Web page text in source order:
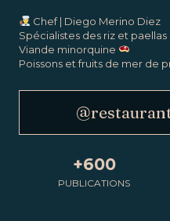
Chef | Diego Merino Diez
Spécialistes des riz et paellas
Viande minorquine
Poissons et fruits de mer de
+600
PUBLICATIONS